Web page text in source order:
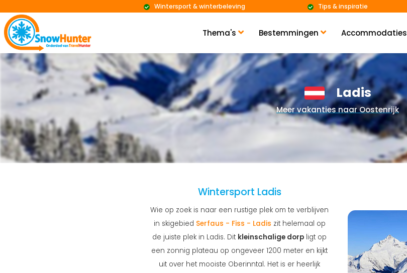
Thema's Bestemmingen Accommodaties
Wintersport & winterbeleving Tips & inspiratie
Ladis
Meer vakanties naar Oostenrijk
Wintersport Ladis
Wie op zoek is naar een rustige plek om te verblijven
in skigebied Serfaus - Fiss - Ladis zit helemaal op
de juiste plek in Ladis. Dit kleinschalige dorp ligt op
een zonnig plateau op ongeveer 1200 meter en kijkt
uit over het mooiste Oberinntal. Het is er heerlijk